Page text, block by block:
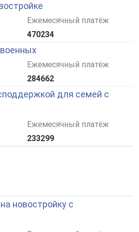
Ежемесячный платёж
470234
Ежемесячный платёж
284662
для семей с
Ежемесячный платёж
233299
новостройку с